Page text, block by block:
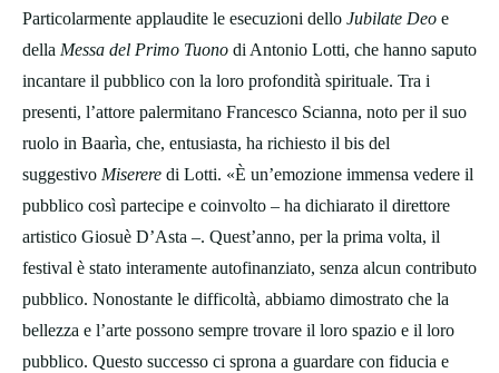
Particolarmente applaudite le esecuzioni dello Jubilate Deo e
della Messa del Primo Tuono di Antonio Lotti, che hanno saputo
incantare il pubblico con la loro profondità spirituale. Tra i
presenti, l’attore palermitano Francesco Scianna, noto per il suo
ruolo in Baarìa, che, entusiasta, ha richiesto il bis del
suggestivo Miserere di Lotti. «È un’emozione immensa vedere il
pubblico così partecipe e coinvolto – ha dichiarato il direttore
artistico Giosuè D’Asta –. Quest’anno, per la prima volta, il
festival è stato interamente autofinanziato, senza alcun contributo
pubblico. Nonostante le difficoltà, abbiamo dimostrato che la
bellezza e l’arte possono sempre trovare il loro spazio e il loro
pubblico. Questo successo ci sprona a guardare con fiducia e